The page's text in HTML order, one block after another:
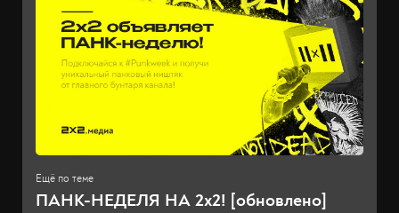
ПАНК-НЕДЕЛЯ НА 2x2! [обновлено]